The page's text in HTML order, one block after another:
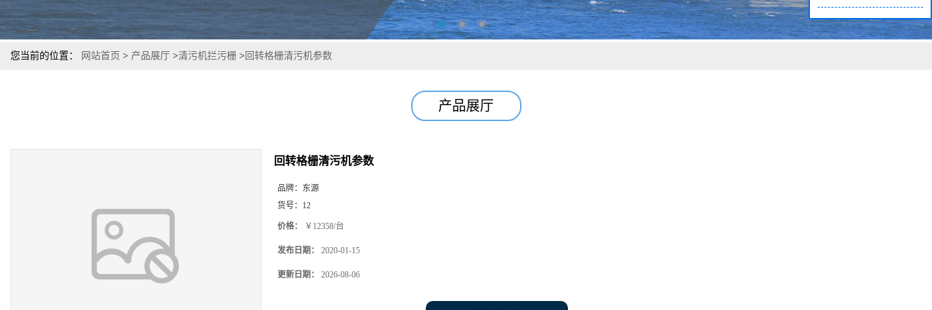
您当前的位置： 网站首页 > 产品展厅 >清污机拦污栅 > 回转格栅清污机参数
产品展厅
回转格栅清污机参数
品牌： 东源
货号： 12
价格： ￥12358/台
发布日期： 2020-01-15
更新日期： 2026-08-06